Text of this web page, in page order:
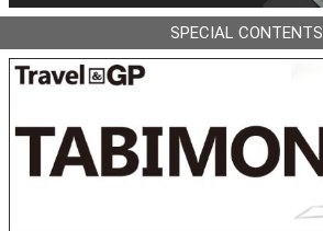
SPECIAL CONTENTS